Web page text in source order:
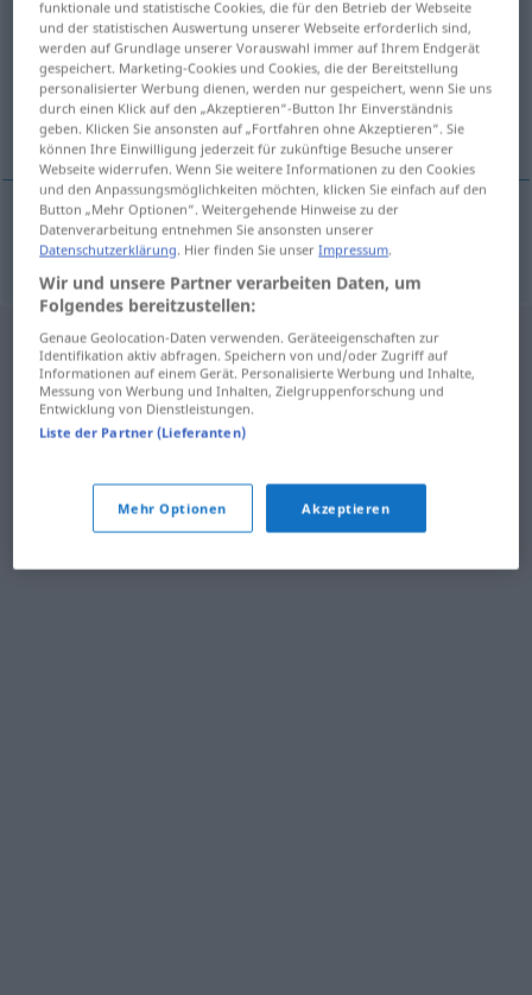
Übersicht aller Übersetzungen
(Für mehr Details die Übersetzung anklicken/antippen)
nazista
nazista nazistisch
funktionale und statistische Cookies, die für den Betrieb der Webseite
und der statistischen Auswertung unserer Webseite erforderlich sind,
werden auf Grundlage unserer Vorauswahl immer auf Ihrem Endgerät
gespeichert. Marketing-Cookies und Cookies, die der Bereitstellung
personalisierter Werbung dienen, werden nur gespeichert, wenn Sie uns
durch einen Klick auf den „Akzeptieren“-Button Ihr Einverständnis
geben. Klicken Sie ansonsten auf „Fortfahren ohne Akzeptieren“. Sie
können Ihre Einwilligung jederzeit für zukünftige Besuche unserer
Webseite widerrufen. Wenn Sie weitere Informationen zu den Cookies
und den Anpassungsmöglichkeiten möchten, klicken Sie einfach auf den
Button „Mehr Optionen“. Weitergehende Hinweise zu der
Datenverarbeitung entnehmen Sie ansonsten unserer
Datenschutzerklärung. Hier finden Sie unserImpressum.
Wir und unsere Partner verarbeiten Daten, um
Folgendes bereitzustellen:
Genaue Geolocation-Daten verwenden. Geräteeigenschaften zur
Identifikation aktiv abfragen. Speichern von und/oder Zugriff auf
Informationen auf einem Gerät. Personalisierte Werbung und Inhalte,
Messung von Werbung und Inhalten, Zielgruppenforschung und
Entwicklung von Dienstleistungen.
Liste der Partner (Lieferanten)
Mehr Optionen Akzeptieren